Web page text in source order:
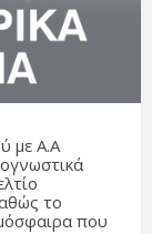
με Α.Α
το
που